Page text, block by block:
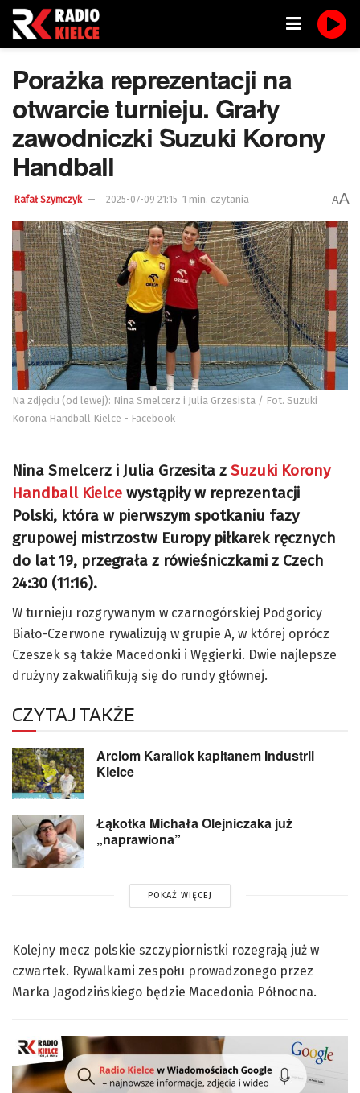
Porażka reprezentacji na
otwarcie turnieju. Grały
zawodniczki Suzuki Korony
Handball
Rafał Szymczyk 2025-07-09 21:15 1 min. czytania AA
Na zdjęciu (od lewej): Nina Smelcerz i Julia Grzesista / Fot. Suzuki
Korona Handball Kielce - Facebook
Nina Smelcerz i Julia Grzesita z Suzuki Korony
Handball Kielce wystąpiły w reprezentacji
Polski, która w pierwszym spotkaniu fazy
grupowej mistrzostw Europy piłkarek ręcznych
do lat 19, przegrała z rówieśniczkami z Czech
24:30 (11:16).
W turnieju rozgrywanym w czarnogórskiej Podgoricy
Biało-Czerwone rywalizują w grupie A, w której oprócz
Czeszek są także Macedonki i Węgierki. Dwie najlepsze
drużyny zakwalifikują się do rundy głównej.
CZYTAJ TAKŻE
Arciom Karaliok kapitanem Industrii
Kielce
Łąkotka Michała Olejniczaka już
„naprawiona”
POKAŻ WIĘCEJ
Kolejny mecz polskie szczypiornistki rozegrają już w
czwartek. Rywalkami zespołu prowadzonego przez
Marka Jagodzińskiego będzie Macedonia Północna.